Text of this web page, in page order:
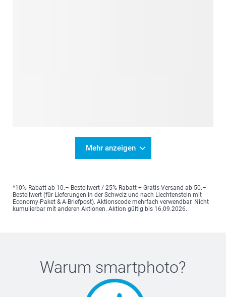
Mehr anzeigen
*10% Rabatt ab 10.– Bestellwert / 25% Rabatt + Gratis-Versand ab 50.–
Bestellwert (für Lieferungen in der Schweiz und nach Liechtenstein mit
Economy-Paket & A-Briefpost). Aktionscode mehrfach verwendbar. Nicht
kumulierbar mit anderen Aktionen. Aktion gültig bis 16.09.2026.
Warum smartphoto?